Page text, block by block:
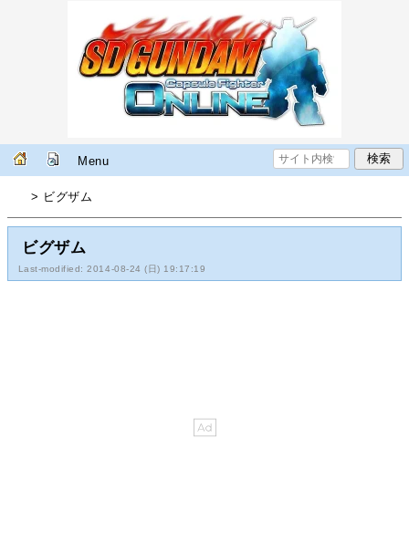
Menu
> ビグザム
ビグザム
Last-modified: 2014-08-24 (日) 19:17:19